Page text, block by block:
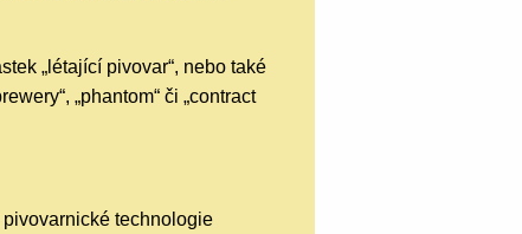
„létající pivovar“, nebo také
„phantom“ či „contract
technologie